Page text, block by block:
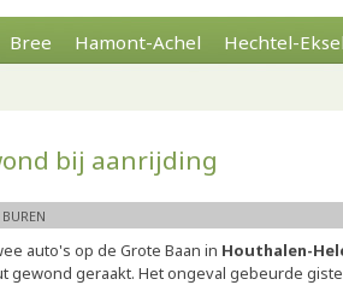
Bree Hamont-Achel Hechtel-
bij aanrijding
auto's op de Grote Baan in Houthalen-
gewond geraakt. Het ongeval gebeurde